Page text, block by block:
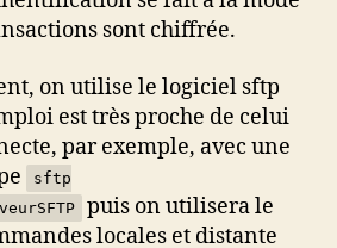
sont chiffrée.
on utilise le logiciel sftp
est très proche de celui
par exemple, avec une
sftp
puis on utilisera le
locales et distante